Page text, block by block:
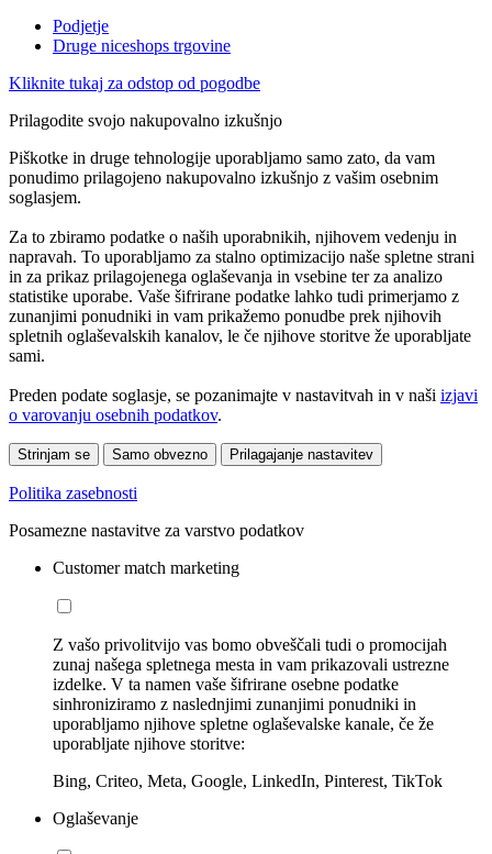
Podjetje
Druge niceshops trgovine
Kliknite tukaj za odstop od pogodbe
Prilagodite svojo nakupovalno izkušnjo
Piškotke in druge tehnologije uporabljamo samo zato, da vam
ponudimo prilagojeno nakupovalno izkušnjo z vašim osebnim
soglasjem.
Za to zbiramo podatke o naših uporabnikih, njihovem vedenju in
napravah. To uporabljamo za stalno optimizacijo naše spletne strani
in za prikaz prilagojenega oglaševanja in vsebine ter za analizo
statistike uporabe. Vaše šifrirane podatke lahko tudi primerjamo z
zunanjimi ponudniki in vam prikažemo ponudbe prek njihovih
spletnih oglaševalskih kanalov, le če njihove storitve že uporabljate
sami.
Preden podate soglasje, se pozanimajte v nastavitvah in v naši izjavi
o varovanju osebnih podatkov.
Strinjam se Samo obvezno Prilagajanje nastavitev
Politika zasebnosti
Posamezne nastavitve za varstvo podatkov
Customer match marketing
Z vašo privolitvijo vas bomo obveščali tudi o promocijah
zunaj našega spletnega mesta in vam prikazovali ustrezne
izdelke. V ta namen vaše šifrirane osebne podatke
sinhroniziramo z naslednjimi zunanjimi ponudniki in
uporabljamo njihove spletne oglaševalske kanale, če že
uporabljate njihove storitve:
Bing, Criteo, Meta, Google, LinkedIn, Pinterest, TikTok
Oglaševanje